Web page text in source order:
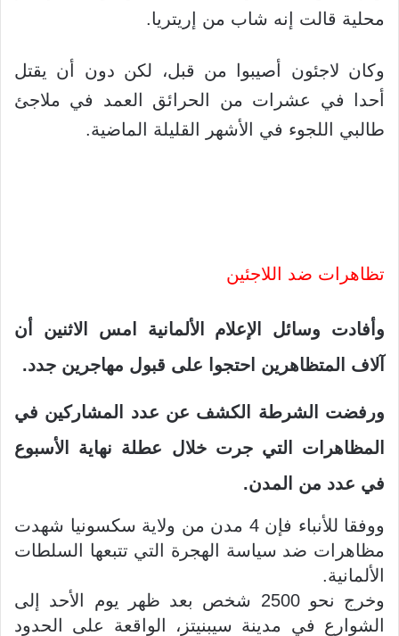
محلية قالت إنه شاب من إريتريا.
وكان لاجئون أصيبوا من قبل، لكن دون أن يقتل
أحدا في عشرات من الحرائق العمد في ملاجئ
طالبي اللجوء في الأشهر القليلة الماضية.
تظاهرات ضد اللاجئين
وأفادت وسائل الإعلام الألمانية امس الاثنين أن
آلاف المتظاهرين احتجوا على قبول مهاجرين جدد.
ورفضت الشرطة الكشف عن عدد المشاركين في
المظاهرات التي جرت خلال عطلة نهاية الأسبوع
في عدد من المدن.
ووفقا للأنباء فإن 4 مدن من ولاية سكسونيا شهدت
مظاهرات ضد سياسة الهجرة التي تتبعها السلطات
الألمانية.
وخرج نحو 2500 شخص بعد ظهر يوم الأحد إلى
الشوارع في مدينة سيبنيتز، الواقعة على الحدود